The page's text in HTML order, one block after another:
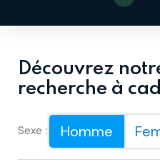
Découvrez
recherche à
Sexe : Homme